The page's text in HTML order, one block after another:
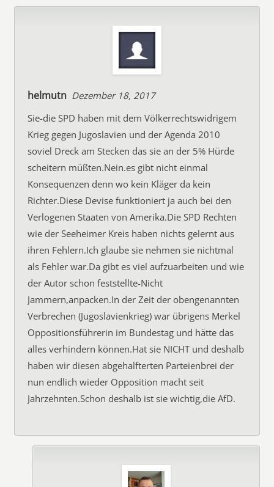
helmutn Dezember 18, 2017
Sie-die SPD haben mit dem Völkerrechtswidrigem
Krieg gegen Jugoslavien und der Agenda 2010
soviel Dreck am Stecken das sie an der 5% Hürde
scheitern müßten.Nein.es gibt nicht einmal
Konsequenzen denn wo kein Kläger da kein
Richter.Diese Devise funktioniert ja auch bei den
Verlogenen Staaten von Amerika.Die SPD Rechten
wie der Seeheimer Kreis haben nichts gelernt aus
ihren Fehlern.Ich glaube sie nehmen sie nichtmal
als Fehler war.Da gibt es viel aufzuarbeiten und wie
der Autor schon feststellte-Nicht
Jammern,anpacken.In der Zeit der obengenannten
Verbrechen (Jugoslavienkrieg) war übrigens Merkel
Oppositionsführerin im Bundestag und hätte das
alles verhindern können.Hat sie NICHT und deshalb
haben wir diesen abgehalfterten Parteienbrei der
nun endlich wieder Opposition macht seit
Jahrzehnten.Schon deshalb ist sie wichtig,die AfD.